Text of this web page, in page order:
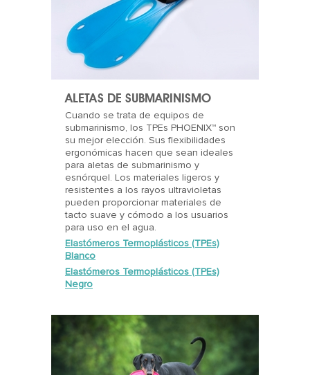
ALETAS DE SUBMARINISMO
Cuando se trata de equipos de
submarinismo, los TPEs PHOENIX™ son
su mejor elección. Sus flexibilidades
ergonómicas hacen que sean ideales
para aletas de submarinismo y
esnórquel. Los materiales ligeros y
resistentes a los rayos ultravioletas
pueden proporcionar materiales de
tacto suave y cómodo a los usuarios
para uso en el agua.
Elastómeros Termoplásticos (TPEs)
Blanco
Elastómeros Termoplásticos (TPEs)
Negro